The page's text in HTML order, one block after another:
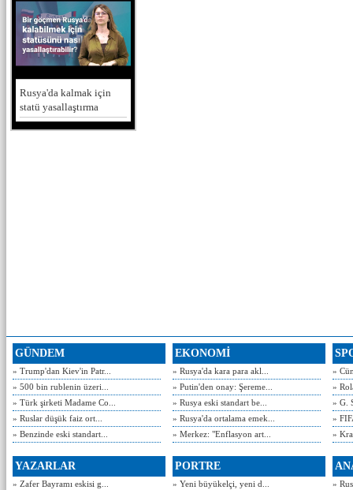
Rusya'da kalmak için
statü yasallaştırma
GÜNDEM
» Trump'dan Kiev'in Patr...
» 500 bin rublenin üzeri...
» Türk şirketi Madame Co...
» Ruslar düşük faiz ort...
» Benzinde eski standart...
EKONOMİ
» Rusya'da kara para akl...
» Putin'den onay: Şereme...
» Rusya eski standart be...
» Rusya'da ortalama emek...
» Merkez: "Enflasyon art...
»
»
» G.
»
»
YAZARLAR
» Zafer Bayramı eskisi g...
PORTRE
» Yeni büyükelçi, yeni d...
»